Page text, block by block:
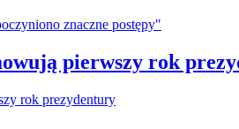
pierwszy rok